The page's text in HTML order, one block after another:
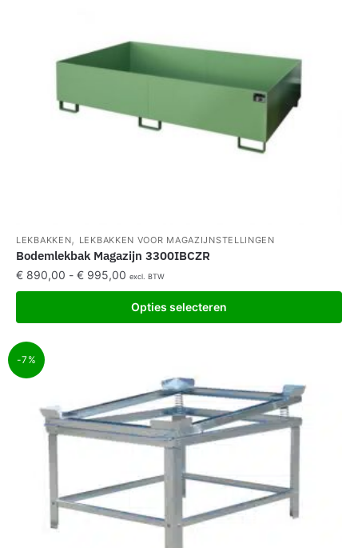
LEKBAKKEN, LEKBAKKEN VOOR MAGAZIJNSTELLINGEN
Bodemlekbak Magazijn 3300IBCZR
€ 890,00 - € 995,00 excl. BTW
Opties selecteren
-7%